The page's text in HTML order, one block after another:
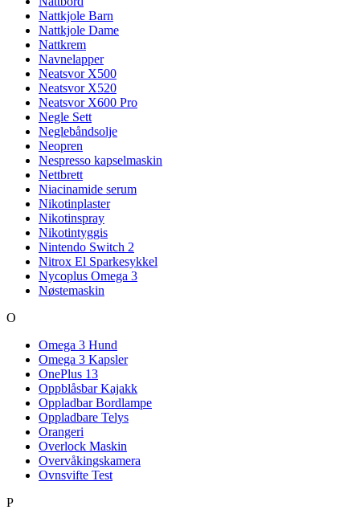
Nattkjole Barn
Nattkjole Dame
Nattkrem
Navnelapper
Neatsvor X500
Neatsvor X520
Neatsvor X600 Pro
Negle Sett
Neglebåndsolje
Neopren
Nespresso kapselmaskin
Nettbrett
Niacinamide serum
Nikotinplaster
Nikotinspray
Nikotintyggis
Nintendo Switch 2
Nitrox El Sparkesykkel
Nycoplus Omega 3
Nøstemaskin
O
Omega 3 Hund
Omega 3 Kapsler
OnePlus 13
Oppblåsbar Kajakk
Oppladbar Bordlampe
Oppladbare Telys
Orangeri
Overlock Maskin
Overvåkingskamera
Ovnsvifte Test
P